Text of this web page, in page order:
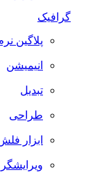
پلاگین نرم
انیمیشن
طراحی
ابزار فلش
ویرایشگر تصویر